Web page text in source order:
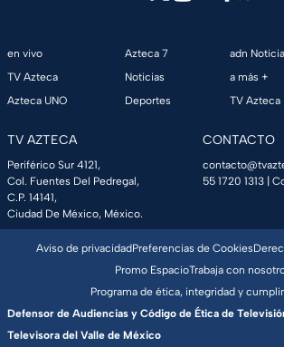
en vivo
TV Azteca
Azteca UNO
Azteca 7
Noticias
Deportes
adn
a más +
TV Azteca
TV AZTECA
Periférico Sur 4121,
Col. Fuentes Del Pedregal,
C.P. 14141,
Ciudad De México, México.
CONTACTO
55 1720 1313 |
Aviso de privacidadPreferencias de Cookies
Promo EspacioTrabaja con
Programa de ética, integridad y
Defensor de Audiencias y Código de Ética de
Televisora del Valle de México